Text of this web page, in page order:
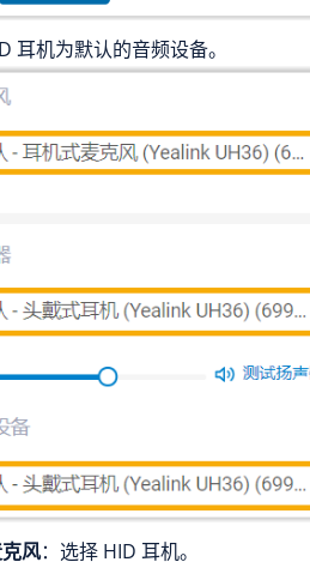
耳机为默认的音频设备。
风：选择 HID 耳机。